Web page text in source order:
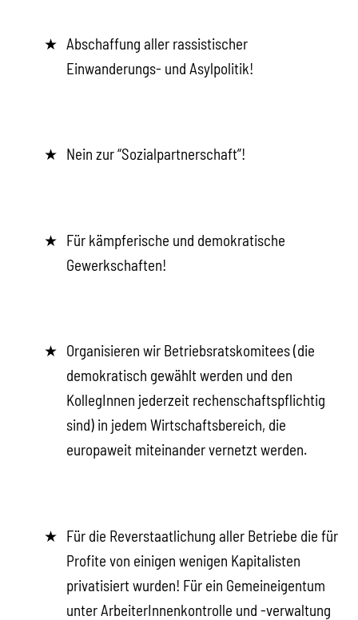
Abschaffung aller rassistischer
Einwanderungs- und Asylpolitik!
Nein zur “Sozialpartnerschaft”!
Für kämpferische und demokratische
Gewerkschaften!
Organisieren wir Betriebsratskomitees (die
demokratisch gewählt werden und den
KollegInnen jederzeit rechenschaftspflichtig
sind) in jedem Wirtschaftsbereich, die
europaweit miteinander vernetzt werden.
Für die Reverstaatlichung aller Betriebe die für
Profite von einigen wenigen Kapitalisten
privatisiert wurden! Für ein Gemeineigentum
unter ArbeiterInnenkontrolle und -verwaltung